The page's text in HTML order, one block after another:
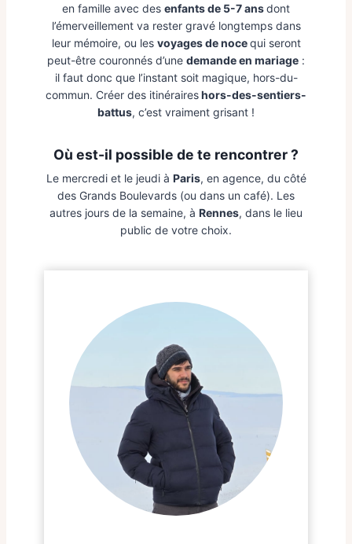
en famille avec des enfants de 5-7 ansdont
l’émerveillement va rester gravé longtemps dans
leur mémoire, ou les voyages de nocequi seront
peut-être couronnés d’une demande en mariage :
il faut donc que l’instant soit magique, hors-du-
commun. Créer des itinéraireshors-des-sentiers-
battus, c’est vraiment grisant !
Où est-il possible de te rencontrer ?
Le mercredi et le jeudi à Paris, en agence, du côté
des Grands Boulevards (ou dans un café). Les
autres jours de la semaine, à Rennes, dans le lieu
public de votre choix.